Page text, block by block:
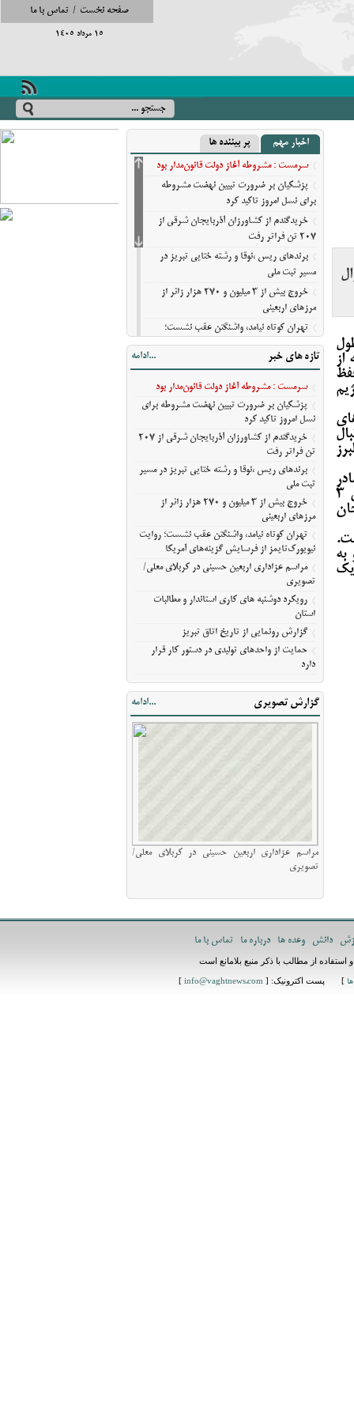
صفحه نخست / تماس با ما
15 مرداد 1405
از
شده است. براساس این گزارش، ملک شناسایی شده از این فرد یک ویلای ۳
و به
یک
اخبار مهم پر بیننده ها
سرمست : مشروطه آغاز دولت قانون‌مدار بود
پزشکیان بر ضرورت تبیین نهضت مشروطه
برای نسل امروز تاکید کرد
خریدگندم از کشاورزان آذربایجان شرقی از
207 تن فراتر رفت
برندهای ریس ،‌نوقا و رشته ختایی تبریز در
مسیر ثبت ملی
خروج بیش از ۳ میلیون و ۲۷۰ هزار زائر از
مرزهای اربعینی
تهران کوتاه نیامد، واشنگتن عقب نشست؛
روایت نیویورک‌تایمز از فرسایش گزینه‌های
آمریکا
مراسم عزاداری اربعین حسینی در کربلای
معلی/تصویری
رویکرد دوشنبه های کاری استاندار و مطالبات
گزارش رونمایی از تاریخ اتاق تبریز
حمایت از واحدهای تولیدی در دستور کار قرار
دارد
تازه های خبر ...ادامه
سرمست : مشروطه آغاز دولت قانون‌مدار بود
پزشکیان بر ضرورت تبیین نهضت مشروطه برای
نسل امروز تاکید کرد
خریدگندم از کشاورزان آذربایجان شرقی از 207
تن فراتر رفت
برندهای ریس ،‌نوقا و رشته ختایی تبریز در مسیر
ثبت ملی
خروج بیش از ۳ میلیون و ۲۷۰ هزار زائر از
مرزهای اربعینی
تهران کوتاه نیامد، واشنگتن عقب نشست؛ روایت
نیویورک‌تایمز از فرسایش گزینه‌های آمریکا
مراسم عزاداری اربعین حسینی در کربلای معلی/
تصویری
رویکرد دوشنبه های کاری استاندار و مطالبات
استان
گزارش رونمایی از تاریخ اتاق تبریز
حمایت از واحدهای تولیدی در دستور کار قرار
دارد
گزارش تصویری ...ادامه
مراسم عزاداری اربعین حسینی در کربلای معلی/
تصویری
دانش وعده ها درباره ما تماس با ما
از مطالب با ذکر منبع بلامانع است
] پست اکترونیک: [ info@vaghtnews.com
]